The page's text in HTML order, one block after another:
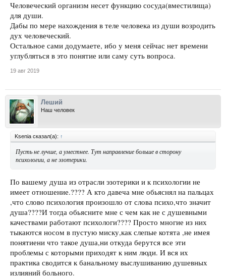
Человеческий организм несет функцию сосуда(вместилища)
для души.
Дабы по мере нахождения в теле человека из души возродить
дух человеческий.
Остальное сами додумаете, ибо у меня сейчас нет времени
углубляться в это понятие или саму суть вопроса.
19 авг 2019
Леший
Наш человек
Ksenia сказал(а): ↑
Пусть не лучше, а уместнее. Тут направление больше в сторону
психологии, а не эзотерики.
По вашему душа из отрасли эзотерики и к психологии не
имеет отношение.???? А кто давеча мне обьяснял на пальцах
,что слово психология произошло от слова психо,что значит
душа????И тогда обьясните мне с чем как не с душевными
качествами работают психологи???? Просто многие из них
тыкаются носом в пустую миску,как слепые котята ,не имея
понятиени что такое душа,ни откуда берутся все эти
проблемы с которыми приходят к ним люди. И вся их
практика сводится к банальному выслушиванию душевных
излияний больного.